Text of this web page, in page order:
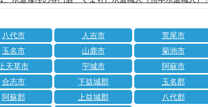
八代市 人吉市
荒尾市
玉名市 山鹿市
菊池市
上天草市 宇城市
阿蘇市
合志市 下益城郡
玉名郡
阿蘇郡 上益城郡
八代郡